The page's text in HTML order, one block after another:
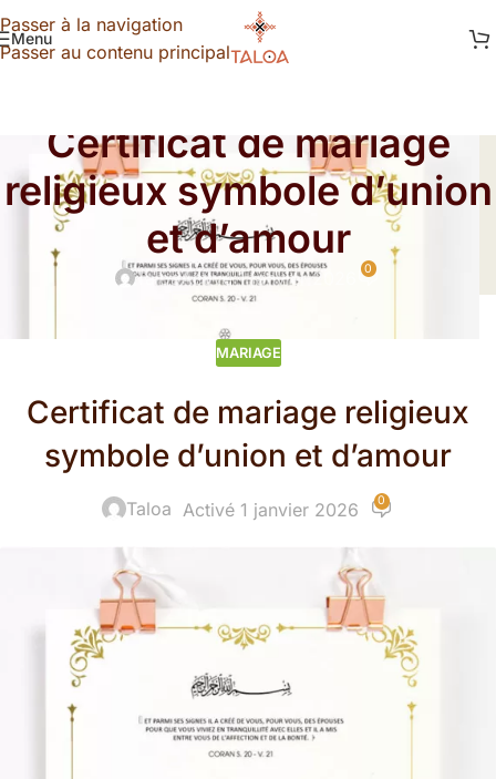
Passer à la navigation
Passer au contenu principal
Menu
Certificat de mariage
religieux symbole d’union
et d’amour
TaloaActivé 1 janvier 2026 0
MARIAGE
Certificat de mariage religieux
symbole d’union et d’amour
Taloa Activé 1 janvier 2026 0